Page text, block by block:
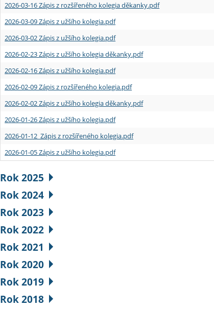
2026-03-16 Zápis z rozšířeného kolegia děkanky.pdf
2026-03-09 Zápis z užšího kolegia.pdf
2026-03-02 Zápis z užšího kolegia.pdf
2026-02-23 Zápis z užšího kolegia děkanky.pdf
2026-02-16 Zápis z užšího kolegia.pdf
2026-02-09 Zápis z rozšířeného kolegia.pdf
2026-02-02 Zápis z užšího kolegia děkanky.pdf
2026-01-26 Zápis z užšího kolegia.pdf
2026-01-12 Zápis z rozšířeného kolegia.pdf
2026-01-05 Zápis z užšího kolegia.pdf
Rok 2025
Rok 2024
Rok 2023
Rok 2022
Rok 2021
Rok 2020
Rok 2019
Rok 2018